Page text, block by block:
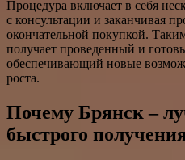
Процедура включает в себя
с консультации и заканчивая
окончательной покупкой.
получает проведенный и
обеспечивающий новые
роста.
Почему Брянск –
быстрого